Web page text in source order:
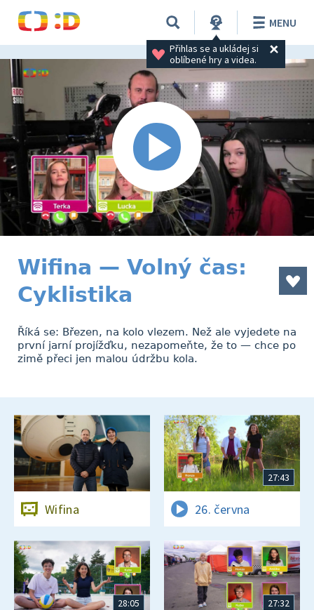
Přihlas se a ukládej si
oblíbené hry a videa.
MENU
Wifina — Volný čas:
Cyklistika
Říká se: Březen, na kolo vlezem. Než ale vyjedete na
první jarní projížďku, nezapomeňte, že to — chce po
zimě přeci jen malou údržbu kola.
Wifina
27:43
26. června
28:05 27:32